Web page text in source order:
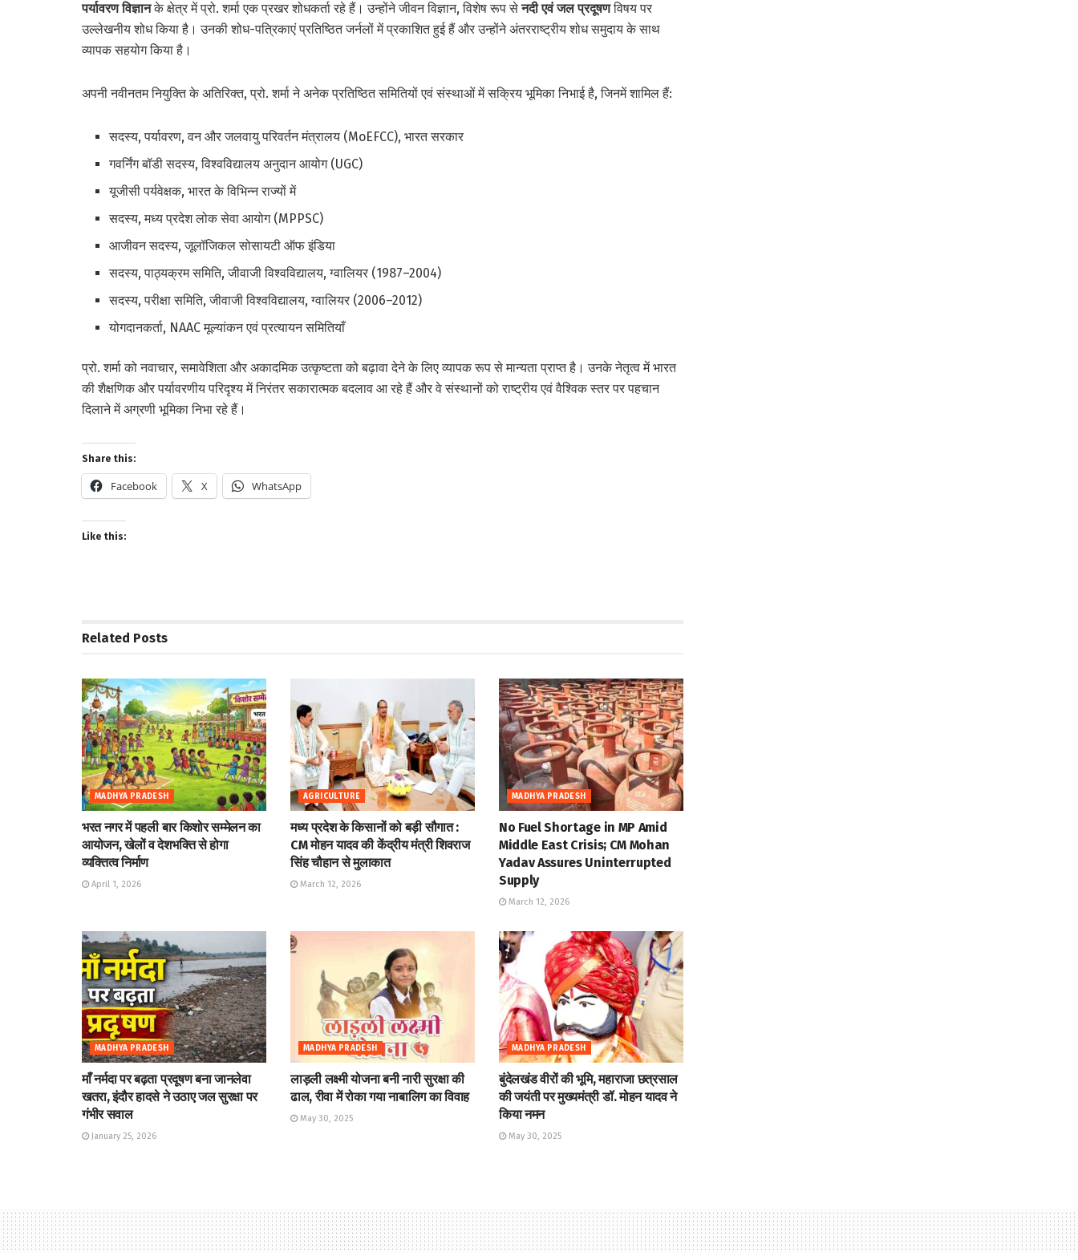
पर्यावरण विज्ञानके क्षेत्र में प्रो. शर्मा एक प्रखर शोधकर्ता रहे हैं। उन्होंने जीवन विज्ञान, विशेष रूप सेनदी एवं जल प्रदूषणविषय पर
उल्लेखनीय शोध किया है। उनकी शोध-पत्रिकाएं प्रतिष्ठित जर्नलों में प्रकाशित हुई हैं और उन्होंने अंतरराष्ट्रीय शोध समुदाय के साथ
व्यापक सहयोग किया है।
अपनी नवीनतम नियुक्ति के अतिरिक्त, प्रो. शर्मा ने अनेक प्रतिष्ठित समितियों एवं संस्थाओं में सक्रिय भूमिका निभाई है, जिनमें शामिल हैं:
सदस्य, पर्यावरण, वन और जलवायु परिवर्तन मंत्रालय (MoEFCC), भारत सरकार
गवर्निंग बॉडी सदस्य, विश्वविद्यालय अनुदान आयोग (UGC)
यूजीसी पर्यवेक्षक, भारत के विभिन्न राज्यों में
सदस्य, मध्य प्रदेश लोक सेवा आयोग (MPPSC)
आजीवन सदस्य, जूलॉजिकल सोसायटी ऑफ इंडिया
सदस्य, पाठ्यक्रम समिति, जीवाजी विश्वविद्यालय, ग्वालियर (1987–2004)
सदस्य, परीक्षा समिति, जीवाजी विश्वविद्यालय, ग्वालियर (2006–2012)
योगदानकर्ता, NAAC मूल्यांकन एवं प्रत्यायन समितियाँ
प्रो. शर्मा को नवाचार, समावेशिता और अकादमिक उत्कृष्टता को बढ़ावा देने के लिए व्यापक रूप से मान्यता प्राप्त है। उनके नेतृत्व में भारत
की शैक्षणिक और पर्यावरणीय परिदृश्य में निरंतर सकारात्मक बदलाव आ रहे हैं और वे संस्थानों को राष्ट्रीय एवं वैश्विक स्तर पर पहचान
दिलाने में अग्रणी भूमिका निभा रहे हैं।
Share this:
Facebook X WhatsApp
Like this:
Related Posts
MADHYA PRADESH
भरत नगर में पहली बार किशोर सम्मेलन का
आयोजन, खेलों व देशभक्ति से होगा
व्यक्तित्व निर्माण
April 1, 2026
AGRICULTURE
मध्य प्रदेश के किसानों को बड़ी सौगात :
CM मोहन यादव की केंद्रीय मंत्री शिवराज
सिंह चौहान से मुलाकात
March 12, 2026
MADHYA PRADESH
No Fuel Shortage in MP Amid
Middle East Crisis; CM Mohan
Yadav Assures Uninterrupted
Supply
March 12, 2026
MADHYA PRADESH
माँ नर्मदा पर बढ़ता प्रदूषण बना जानलेवा
खतरा, इंदौर हादसे ने उठाए जल सुरक्षा पर
गंभीर सवाल
January 25, 2026
MADHYA PRADESH
लाड़ली लक्ष्मी योजना बनी नारी सुरक्षा की
ढाल, रीवा में रोका गया नाबालिग का विवाह
May 30, 2025
MADHYA PRADESH
बुंदेलखंड वीरों की भूमि, महाराजा छत्रसाल
की जयंती पर मुख्यमंत्री डॉ. मोहन यादव ने
किया नमन
May 30, 2025